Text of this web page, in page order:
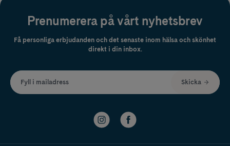
Prenumerera på vårt nyhetsbrev
Få personliga erbjudanden och det senaste inom hälsa och skönhet
direkt i din inbox.
Fyll i mailadress Skicka